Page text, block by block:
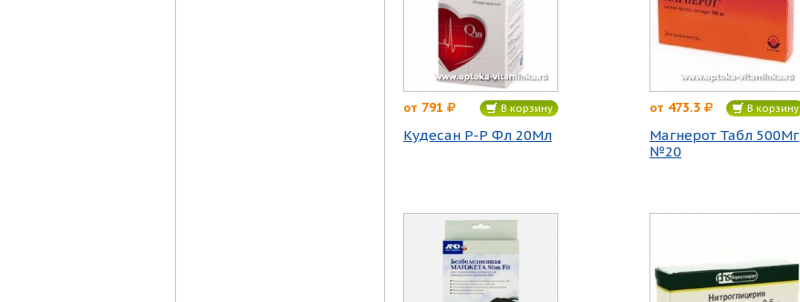
от 791 В корзину
Кудесан Р-Р Фл 20Мл
от 473.3 В корзину
Магнерот Табл 500Мг
№20